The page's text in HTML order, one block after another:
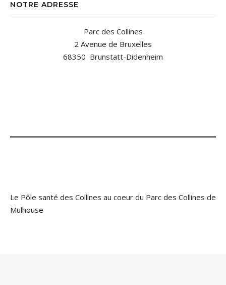
NOTRE ADRESSE
Parc des Collines
2 Avenue de Bruxelles
68350 Brunstatt-Didenheim
Le Pôle santé des Collines au coeur du Parc des Collines de
Mulhouse